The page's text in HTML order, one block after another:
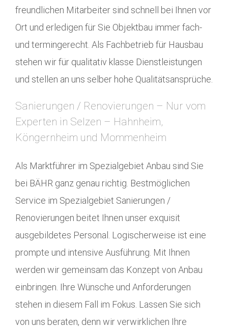
freundlichen Mitarbeiter sind schnell bei Ihnen vor
Ort und erledigen für Sie Objektbau immer fach-
und termingerecht. Als Fachbetrieb für Hausbau
stehen wir für qualitativ klasse Dienstleistungen
und stellen an uns selber hohe Qualitätsansprüche.
Sanierungen / Renovierungen – Nur vom
Experten in Selzen – Hahnheim,
Köngernheim und Mommenheim
Als Marktführer im Spezialgebiet Anbau sind Sie
bei BÄHR ganz genau richtig. Bestmöglichen
Service im Spezialgebiet Sanierungen /
Renovierungen beitet Ihnen unser exquisit
ausgebildetes Personal. Logischerweise ist eine
prompte und intensive Ausführung. Mit Ihnen
werden wir gemeinsam das Konzept von Anbau
einbringen. Ihre Wünsche und Anforderungen
stehen in diesem Fall im Fokus. Lassen Sie sich
von uns beraten, denn wir verwirklichen Ihre